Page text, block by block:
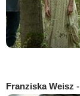
Franziska Weisz